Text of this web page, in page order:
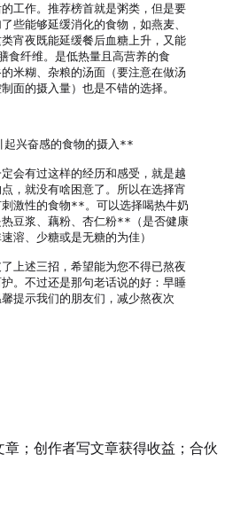
工作。推荐榜首就是粥类，但是要
些能够延缓消化的食物，如燕麦、
宵夜既能延缓餐后血糖上升，又能
食纤维。是低热量且高营养的食
米糊、杂粮的汤面（要注意在做汤
面的摄入量）也是不错的选择。
兴奋感的食物的摄入**
会有过这样的经历和感受，就是越
，就没有啥困意了。所以在选择宵
激性的食物**。可以选择喝热牛奶
豆浆、藕粉、杏仁粉**（是否健康
溶、少糖或是无糖的为佳）
上述三招，希望能为您不得已熬夜
。不过还是那句老话说的好：早睡
提示我们的朋友们，减少熬夜次
；创作者写文章获得收益；合伙